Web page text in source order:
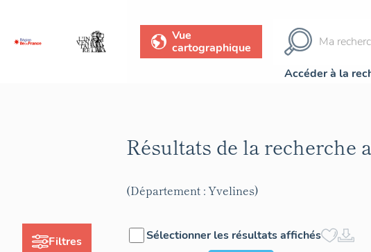
Vue
cartographique
Accéder à la
Filtres
Résultats de la recherche
(Département : Yvelines)
Sélectionner les résultats affichés